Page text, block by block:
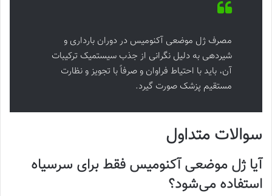
مصرف ژل موضعی آکنومیس در دوران بارداری و
شیردهی به دلیل نگرانی از جذب سیستمیک ترکیبات
آن، باید با احتیاط فراوان و صرفاً با تجویز و نظارت
مستقیم پزشک صورت گیرد.
سوالات متداول
آیا ژل موضعی آکنومیس فقط برای سرسیاه
استفاده می‌شود؟